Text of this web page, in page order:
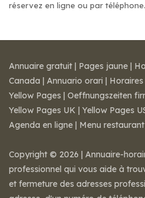
réservez en ligne ou par téléphone.
Annuaire gratuit | Pages jaune |
Canada | Annuario orari |
Yellow Pages | Oeffnungszeiten
Yellow Pages UK | Yellow Pages
Agenda en ligne | Menu restaurant
Copyright © 2026 | Annuaire-
professionnel qui vous aide à
et fermeture des adresses